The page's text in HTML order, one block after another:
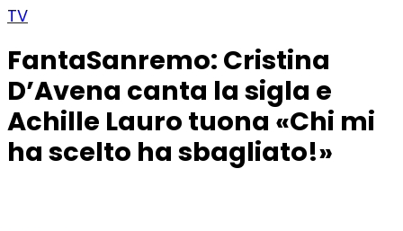
TV
FantaSanremo: Cristina
D’Avena canta la sigla e
Achille Lauro tuona «Chi mi
ha scelto ha sbagliato!»